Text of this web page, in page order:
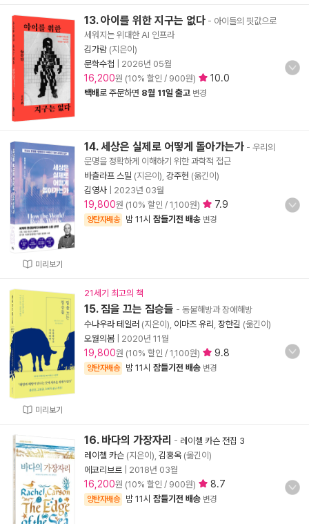
13. 아이를 위한 지구는 없다 - 아이들의 핏값으로
세워지는 위대한 AI 인프라
김가람 (지은이)
문학수첩
2026년 05월
16,200원 (10% 할인 / 900원) 10.0
택배로 주문하면 8월 11일 출고 변경
미리보기
14. 세상은 실제로 어떻게 돌아가는가 - 우리의
문명을 정확하게 이해하기 위한 과학적 접근
바츨라프 스밀 (지은이), 강주헌 (옮긴이)
김영사
2023년 03월
19,800원 (10% 할인 / 1,100원) 7.9
양탄자배송 밤 11시 잠들기전 배송 변경
미리보기
21세기 최고의 책
15. 짐을 끄는 짐승들 - 동물해방과 장애해방
수나우라 테일러 (지은이), 이마즈 유리 장한길 (옮긴이)
오월의봄
2020년 11월
19,800원 (10% 할인 / 1,100원) 9.8
양탄자배송 밤 11시 잠들기전 배송 변경
16. 바다의 가장자리 - 레이첼 카슨 전집 3
레이첼 카슨 (지은이), 김홍옥 (옮긴이)
에코리브르
2018년 03월
16,200원 (10% 할인 / 900원) 8.7
양탄자배송 밤 11시 잠들기전 배송 변경